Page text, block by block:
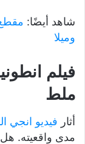
شاهد أيضًا:
وميلا
فيلم
ملط
أثار فيديو انجي
مدى واقعيته.